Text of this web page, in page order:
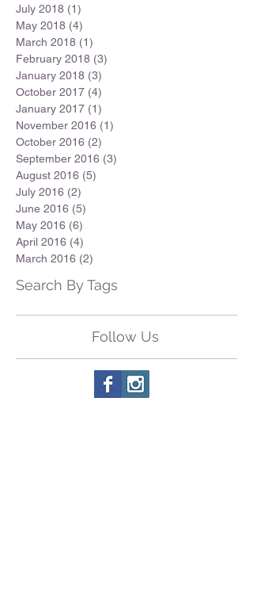
July 2018 (1)
May 2018 (4)
March 2018 (1)
February 2018 (3)
January 2018 (3)
October 2017 (4)
January 2017 (1)
November 2016 (1)
October 2016 (2)
September 2016 (3)
August 2016 (5)
July 2016 (2)
June 2016 (5)
May 2016 (6)
April 2016 (4)
March 2016 (2)
Search By Tags
Follow Us